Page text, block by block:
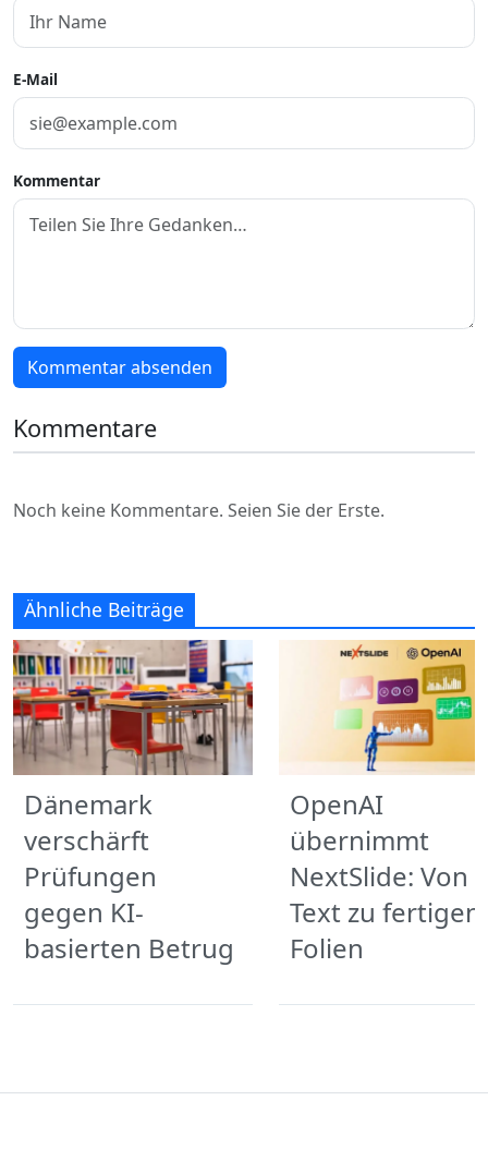
E-Mail
Kommentar
Kommentar absenden
Kommentare
Noch keine Kommentare. Seien Sie der Erste.
Ähnliche Beiträge
Dänemark
verschärft
Prüfungen
gegen KI-
basierten Betrug
OpenAI
übernimmt
NextSlide: Von
Text zu fertigen
Folien